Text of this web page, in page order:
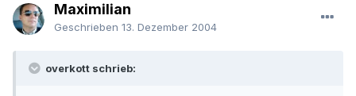
Maximilian
Geschrieben 13. Dezember 2004
overkott schrieb: